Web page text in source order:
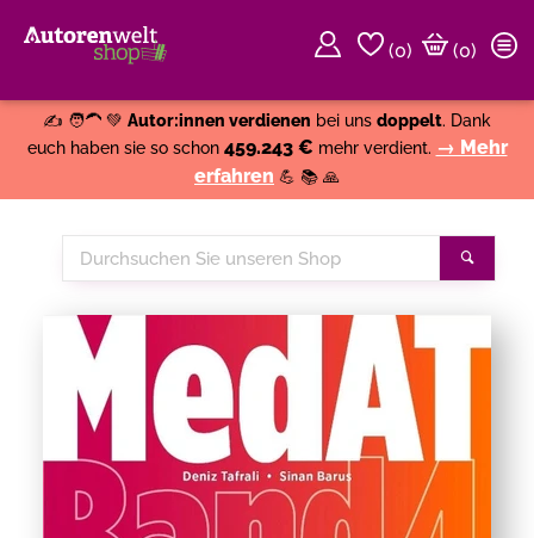
(0)
(0)
✍️ 🧑‍🦱 💚 Autor:innen verdienen bei uns doppelt. Dank
euch haben sie so schon 459.243 € mehr verdient. → Mehr
erfahren 💪 📚 🙏
Durchsuchen
Sie
Shop